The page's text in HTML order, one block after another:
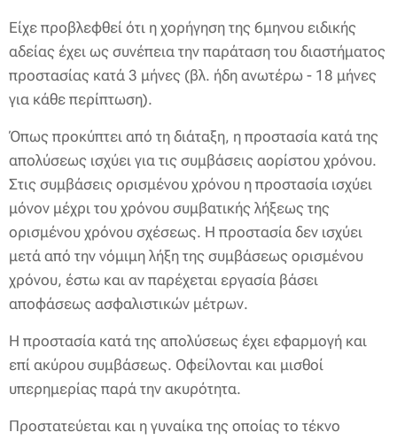
Είχε προβλεφθεί ότι η χορήγηση της 6μηνου ειδικής
αδείας έχει ως συνέπεια την παράταση του διαστήματος
προστασίας κατά 3 μήνες (βλ. ήδη ανωτέρω - 18 μήνες
για κάθε περίπτωση).
Όπως προκύπτει από τη διάταξη, η προστασία κατά της
απολύσεως ισχύει για τις συμβάσεις αορίστου χρόνου.
Στις συμβάσεις ορισμένου χρόνου η προστασία ισχύει
μόνον μέχρι του χρόνου συμβατικής λήξεως της
ορισμένου χρόνου σχέσεως. Η προστασία δεν ισχύει
μετά από την νόμιμη λήξη της συμβάσεως ορισμένου
χρόνου, έστω και αν παρέχεται εργασία βάσει
αποφάσεως ασφαλιστικών μέτρων.
Η προστασία κατά της απολύσεως έχει εφαρμογή και
επί ακύρου συμβάσεως. Οφείλονται και μισθοί
υπερημερίας παρά την ακυρότητα.
Προστατεύεται και η γυναίκα της οποίας το τέκνο